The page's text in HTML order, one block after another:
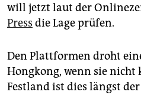
will jetzt laut der
Press die Lage prüfen.
Den Plattformen droht
Hongkong, wenn sie nicht
Festland ist dies längst